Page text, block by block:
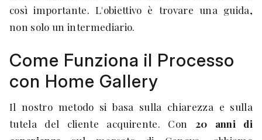
così importante. L'obiettivo è trovare una guida,
non solo un intermediario.
Come Funziona il Processo
con Home Gallery
Il nostro metodo si basa sulla chiarezza e sulla
tutela del cliente acquirente. Con 20 anni di